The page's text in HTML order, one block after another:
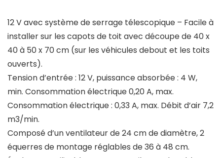
12 V avec système de serrage télescopique – Facile à
installer sur les capots de toit avec découpe de 40 x
40 à 50 x 70 cm (sur les véhicules debout et les toits
ouverts).
Tension d’entrée : 12 V, puissance absorbée : 4 W,
min. Consommation électrique 0,20 A, max.
Consommation électrique : 0,33 A, max. Débit d’air 7,2
m3/min.
Composé d’un ventilateur de 24 cm de diamètre, 2
équerres de montage réglables de 36 à 48 cm.